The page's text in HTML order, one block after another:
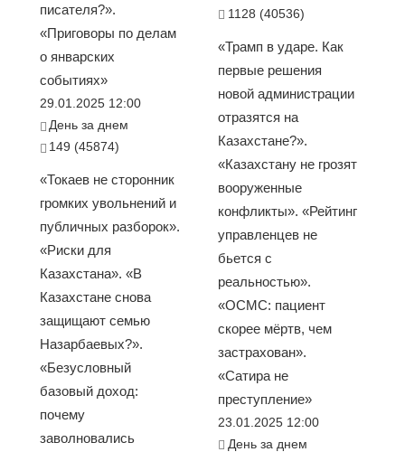
писателя?».
«Приговоры по делам
о январских
событиях»
29.01.2025 12:00
День за днем
149 (45874)
«Токаев не сторонник
громких увольнений и
публичных разборок».
«Риски для
Казахстана». «В
Казахстане снова
защищают семью
Назарбаевых?».
«Безусловный
базовый доход:
почему
заволновались
1128 (40536)
«Трамп в ударе. Как
первые решения
новой администрации
отразятся на
Казахстане?».
«Казахстану не грозят
вооруженные
конфликты». «Рейтинг
управленцев не
бьется с
реальностью».
«ОСМС: пациент
скорее мёртв, чем
застрахован».
«Сатира не
преступление»
23.01.2025 12:00
День за днем